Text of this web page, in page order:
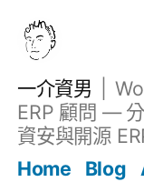
一介資男
ERP 顧問 —
資安與開源
Home
Blog
文章